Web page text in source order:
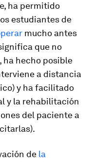
ha permitido
estudiantes de
mucho antes
que no
ha hecho posible
a distancia
y ha facilitado
y la rehabilitación
del paciente a
de la